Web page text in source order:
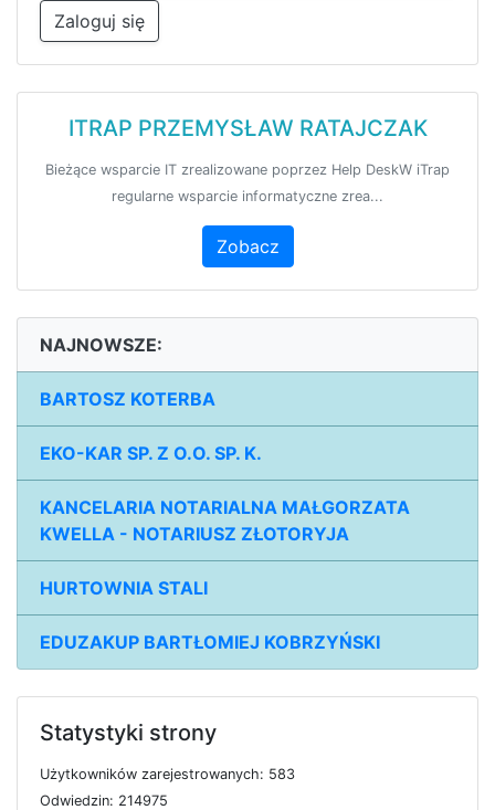
Zaloguj się
ITRAP PRZEMYSŁAW RATAJCZAK
Bieżące wsparcie IT zrealizowane poprzez Help DeskW iTrap
regularne wsparcie informatyczne zrea...
Zobacz
NAJNOWSZE:
BARTOSZ KOTERBA
EKO-KAR SP. Z O.O. SP. K.
KANCELARIA NOTARIALNA MAŁGORZATA
KWELLA - NOTARIUSZ ZŁOTORYJA
HURTOWNIA STALI
EDUZAKUP BARTŁOMIEJ KOBRZYŃSKI
Statystyki strony
Użytkowników zarejestrowanych: 583
Odwiedzin: 214975